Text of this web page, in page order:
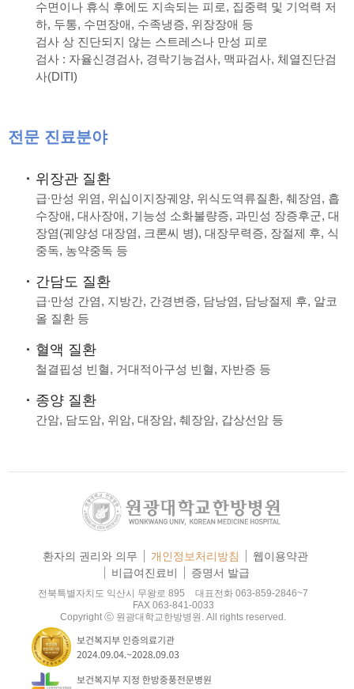
환자의 권리와 의무 개인정보처리방침
웹이용약관
비급여진료비
증명서 발급
전북특별자치도 익산시 무왕로 895
대표전화 063-859-2846~7
FAX 063-841-0033
Copyright ⓒ 원광대학교한방병원. All rights reserved.